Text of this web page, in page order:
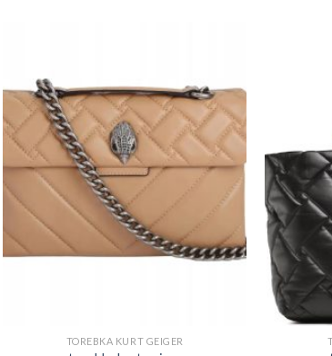
TOREBKA KURT GEIGER